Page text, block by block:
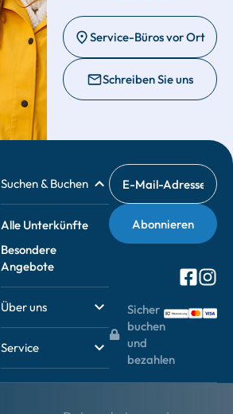
Service-Büros vor Ort
Schreiben Sie uns
Suchen & Buchen
Alle Unterkünfte
Besondere
Angebote
Über uns
Service
Sicher
buchen
und
bezahlen